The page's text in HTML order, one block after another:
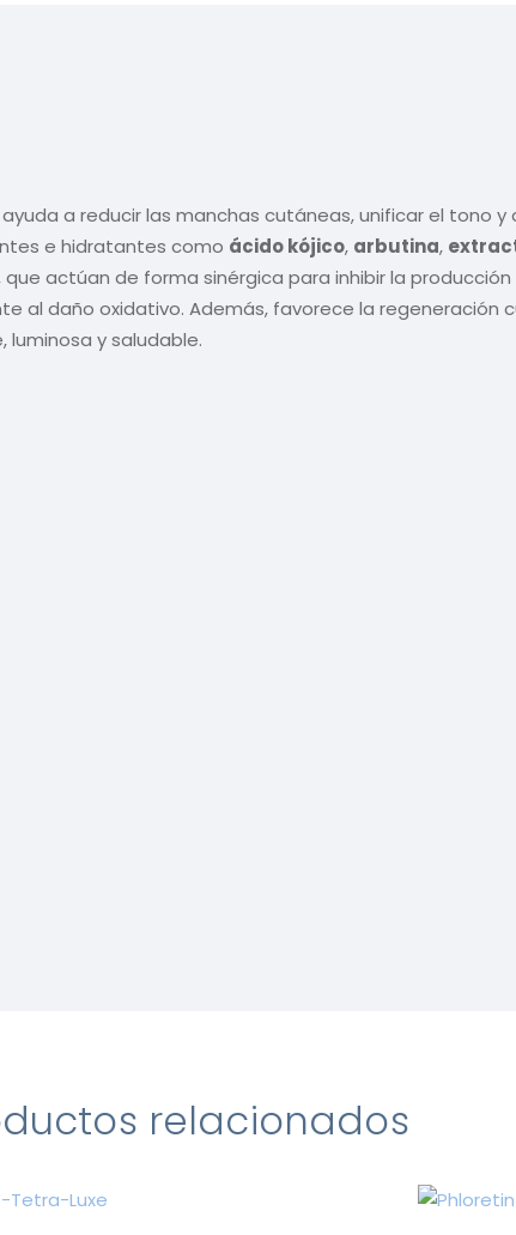
a reducir las manchas cutáneas, unificar el tono y
e hidratantes como ácido kójico, arbutina,
que actúan de forma sinérgica para inhibir la
al daño oxidativo. Además, favorece la regeneración
y saludable.
relacionados